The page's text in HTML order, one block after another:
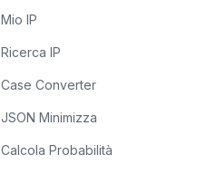
Mio IP
Ricerca IP
Case Converter
JSON Minimizza
Calcola Probabilità